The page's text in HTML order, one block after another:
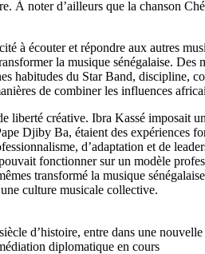
À noter d’ailleurs que la chanson
à écouter et répondre aux autres
la musique sénégalaise.
habitudes du Star Band,
de combiner les influences
créative. Ibra Kassé imposait
Djiby Ba, étaient des expériences
d’adaptation et de
fonctionner sur un modèle
transformé la musique
culture musicale collective.
d’histoire, entre dans une nouvelle
diplomatique en cours